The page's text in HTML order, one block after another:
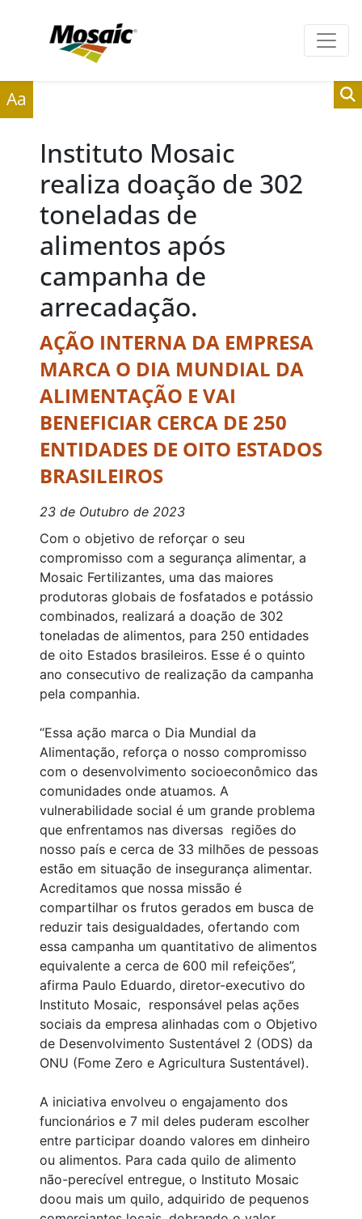
Fornecedores
Aa
Instituto Mosaic
realiza doação de 302
toneladas de
alimentos após
campanha de
arrecadação.
AÇÃO INTERNA DA EMPRESA
MARCA O DIA MUNDIAL DA
ALIMENTAÇÃO E VAI
BENEFICIAR CERCA DE 250
ENTIDADES DE OITO ESTADOS
BRASILEIROS
23 de Outubro de 2023
Com o objetivo de reforçar o seu
compromisso com a segurança alimentar, a
Mosaic Fertilizantes, uma das maiores
produtoras globais de fosfatados e potássio
combinados, realizará a doação de 302
toneladas de alimentos, para 250 entidades
de oito Estados brasileiros. Esse é o quinto
ano consecutivo de realização da campanha
pela companhia.
“Essa ação marca o Dia Mundial da
Alimentação, reforça o nosso compromisso
com o desenvolvimento socioeconômico das
comunidades onde atuamos. A
vulnerabilidade social é um grande problema
que enfrentamos nas diversas regiões do
nosso país e cerca de 33 milhões de pessoas
estão em situação de insegurança alimentar.
Acreditamos que nossa missão é
compartilhar os frutos gerados em busca de
reduzir tais desigualdades, ofertando com
essa campanha um quantitativo de alimentos
equivalente a cerca de 600 mil refeições”,
afirma Paulo Eduardo, diretor-executivo do
Instituto Mosaic, responsável pelas ações
sociais da empresa alinhadas com o Objetivo
de Desenvolvimento Sustentável 2 (ODS) da
ONU (Fome Zero e Agricultura Sustentável).
A iniciativa envolveu o engajamento dos
funcionários e 7 mil deles puderam escolher
entre participar doando valores em dinheiro
ou alimentos. Para cada quilo de alimento
não-perecível entregue, o Instituto Mosaic
doou mais um quilo, adquirido de pequenos